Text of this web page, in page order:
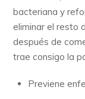
bacteriana y
eliminar el resto
después de
trae consigo la
Previene